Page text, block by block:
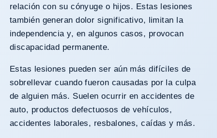
relación con su cónyuge o hijos. Estas lesiones
también generan dolor significativo, limitan la
independencia y, en algunos casos, provocan
discapacidad permanente.
Estas lesiones pueden ser aún más difíciles de
sobrellevar cuando fueron causadas por la culpa
de alguien más. Suelen ocurrir en accidentes de
auto, productos defectuosos de vehículos,
accidentes laborales, resbalones, caídas y más.